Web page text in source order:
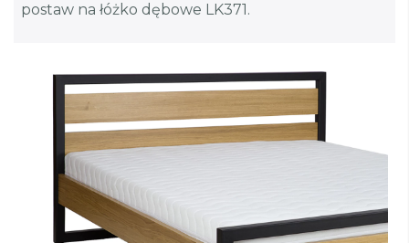
postaw na łóżko dębowe LK371.